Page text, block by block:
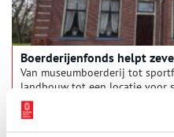
Boerderijenfonds helpt
Van museumboerderij tot
landbouw tot een locatie voor
projecten die in 2025 een
Boerderijenfonds laten zien
boerderijen zijn bij het